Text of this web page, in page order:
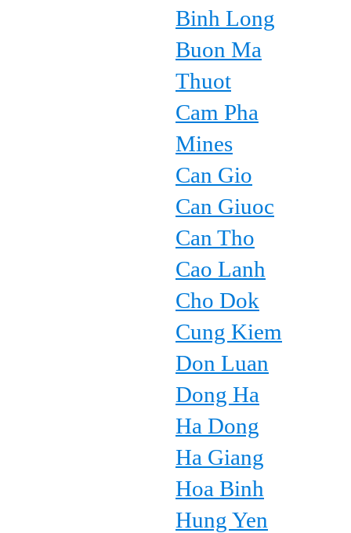
Binh Long
Buon Ma
Thuot
Cam Pha
Mines
Can Gio
Can Giuoc
Can Tho
Cao Lanh
Cho Dok
Cung Kiem
Don Luan
Dong Ha
Ha Dong
Ha Giang
Hoa Binh
Hung Yen